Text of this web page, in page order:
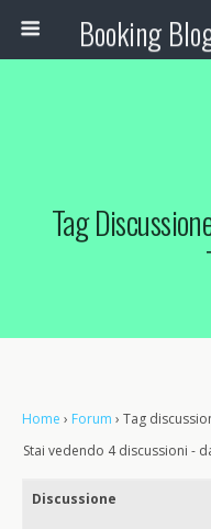
Tag
Home › Forum › Tag
Stai vedendo 4 discussioni -
Discussione